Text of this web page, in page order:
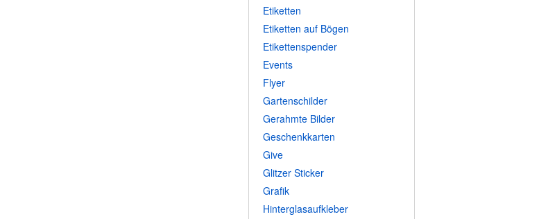
Etiketten
Etiketten auf Bögen
Etikettenspender
Events
Flyer
Gartenschilder
Gerahmte Bilder
Geschenkkarten
Give
Glitzer Sticker
Grafik
Hinterglasaufkleber